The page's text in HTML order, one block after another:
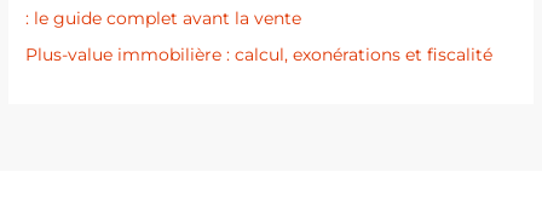
: le guide complet avant la vente
Plus-value immobilière : calcul, exonérations et fiscalité